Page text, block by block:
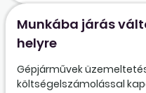
Munkába járás
helyre
Gépjárművek
költségelszámolással